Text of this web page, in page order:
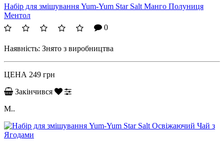
Набір для змішування Yum-Yum Star Salt Манго Полуниця
Ментол
0
Наявність: Знято з виробництва
ЦЕНА 249 грн
Закінчився
М..